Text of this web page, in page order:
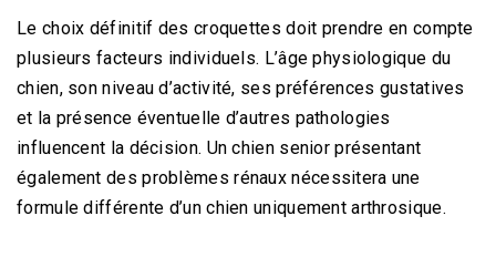
Le choix définitif des croquettes doit prendre en compte
plusieurs facteurs individuels. L’âge physiologique du
chien, son niveau d’activité, ses préférences gustatives
et la présence éventuelle d’autres pathologies
influencent la décision. Un chien senior présentant
également des problèmes rénaux nécessitera une
formule différente d’un chien uniquement arthrosique.